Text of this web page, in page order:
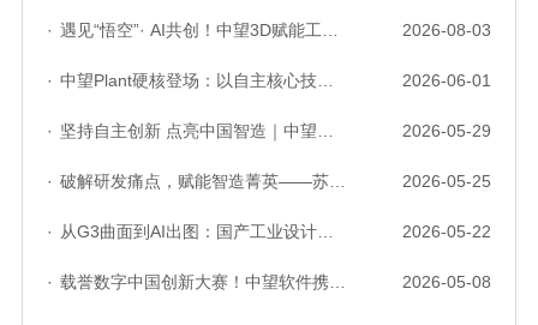
· 遇见“悟空”· AI共创！中望3D赋能工业设计国产化与AI创新升级 2026-08-03
· 中望Plant硬核登场：以自主核心技术，破解流程工业数据一致性与协同困境 2026-06-01
· 坚持自主创新 点亮中国智造｜中望软件亮相第十届中国网络版权保护与发展大会 2026-05-29
· 破解研发痛点，赋能智造菁英——苏州研发菁英 CTO 成长营暨高级人才认证启动会圆满落幕 2026-05-25
· 从G3曲面到AI出图：国产工业设计软件的硬实力到底怎么样了？ 2026-05-22
· 载誉数字中国创新大赛！中望软件携手三家伙伴，斩获信创赛道多项大奖 2026-05-08